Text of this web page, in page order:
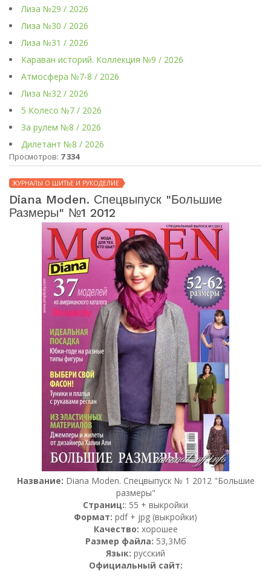
Лиза №29 / 2026
Лиза №30 / 2026
Лиза №31 / 2026
Караван историй. Коллекция №9 / 2026
Атмосфера №7-8 / 2026
Лиза №32 / 2026
5 Колесо №7 / 2026
За рулем №8 / 2026
Дилетант №8 / 2026
Просмотров: 7 334
ЖУРНАЛЫ О ШИТЬЕ И РУКОДЕЛИЕ
Diana Moden. Спецвыпуск "Большие
Размеры" №1 2012
Название: Diana Moden. Спецвыпуск № 1 2012 "Большие
размеры"
Страниц:: 55 + выкройки
Формат: pdf + jpg (выкройки)
Качество: хорошее
Размер файла: 53,3Мб
Язык: русский
Официальный сайт: